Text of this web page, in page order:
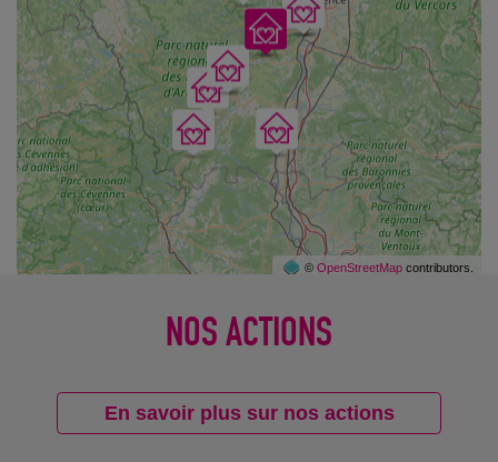
© OpenStreetMapcontributors.
NOS ACTIONS
En savoir plus sur nos actions